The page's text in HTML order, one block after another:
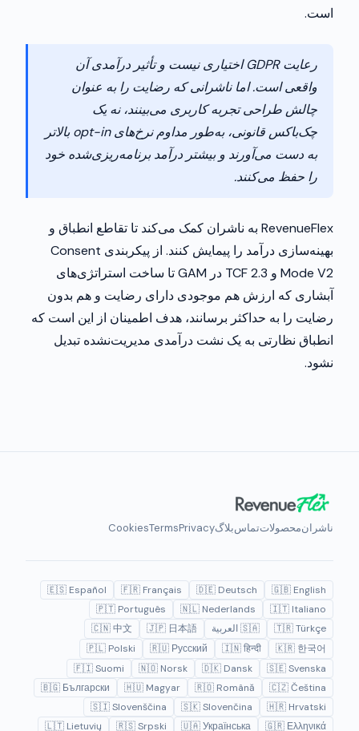
است.
رعایت GDPR اختیاری نیست و تأثیر درآمدی آن
واقعی است. اما ناشرانی که رضایت را به عنوان
چالش طراحی تجربه کاربری می‌بینند، نه یک
چک‌باکس قانونی، به‌طور مداوم نرخ‌های opt-in بالاتر
به دست می‌آورند و بیشتر درآمد برنامه‌ریزی‌شده خود
را حفظ می‌کنند.
RevenueFlex به ناشران کمک می‌کند تا تقاطع انطباق و
بهینه‌سازی درآمد را پیمایش کنند. از پیکربندی Consent
Mode V2 و TCF 2.3 در GAM تا ساخت استراتژی‌های
آبشاری که ارزش هم موجودی دارای رضایت و هم بدون
رضایت را به حداکثر برسانند، هدف اطمینان از این است که
انطباق نظارتی به یک نشت درآمدی مدیریت‌نشده تبدیل
نشود.
ناشرانمحصولاتتماسبلاگPrivacy
Terms
Cookies
🇬🇧 English
🇩🇪 Deutsch
🇫🇷 Français
🇪🇸 Español
🇮🇹 Italiano
🇳🇱 Nederlands
🇵🇹 Português
🇹🇷 Türkçe
🇸🇦 العربية 🇯🇵 日本語
🇨🇳 中文
🇰🇷 한국어
🇮🇳 हिन्दी
🇷🇺 Русский
🇵🇱 Polski
🇸🇪 Svenska
🇩🇰 Dansk
🇳🇴 Norsk
🇫🇮 Suomi
🇨🇿 Čeština
🇷🇴 Română
🇭🇺 Magyar
🇧🇬 Български
🇭🇷 Hrvatski
🇸🇰 Slovenčina
🇸🇮 Slovenščina
🇬🇷 Ελληνικά
🇺🇦 Українська
🇷🇸 Srpski
🇱🇹 Lietuvių